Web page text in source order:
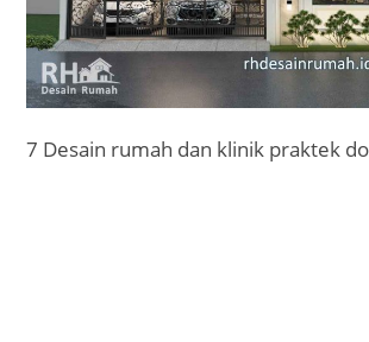
7 Desain rumah dan klinik praktek